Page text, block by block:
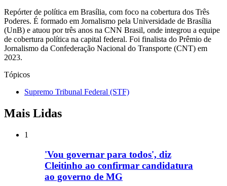
Repórter de política em Brasília, com foco na cobertura dos Três
Poderes. É formado em Jornalismo pela Universidade de Brasília
(UnB) e atuou por três anos na CNN Brasil, onde integrou a equipe
de cobertura política na capital federal. Foi finalista do Prêmio de
Jornalismo da Confederação Nacional do Transporte (CNT) em
2023.
Tópicos
Supremo Tribunal Federal (STF)
Mais Lidas
1
'Vou governar para todos', diz
Cleitinho ao confirmar candidatura
ao governo de MG